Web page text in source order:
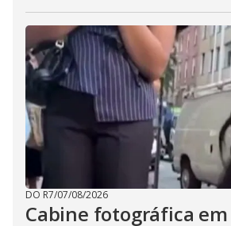
DO R7/07/08/2026
Cabine fotográfica